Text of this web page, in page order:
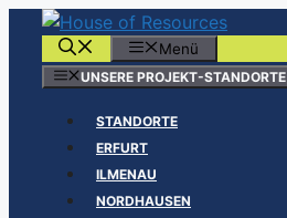
Zum
springen
Menü
UNSERE PROJEKT-STANDORTE
STANDORTE
ERFURT
ILMENAU
NORDHAUSEN